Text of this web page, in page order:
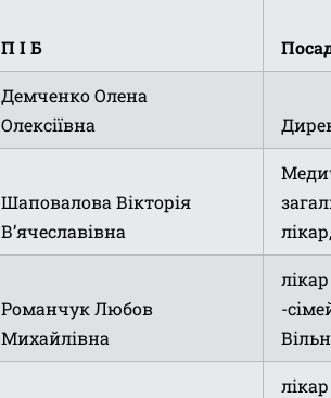
П І Б
Демченко Олена
Олексіївна
Шаповалова Вікторія
В’ячеславівна
Романчук Любов
Михайлівна
-